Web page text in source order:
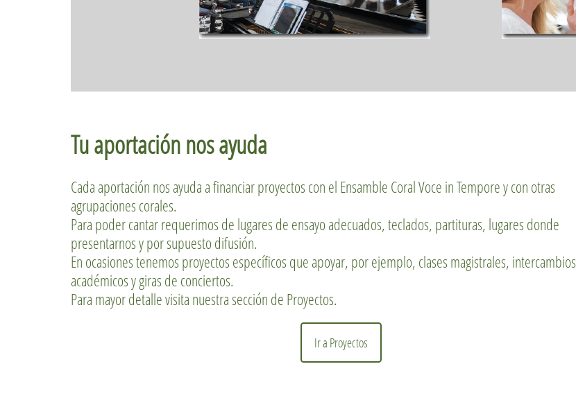
Tu aportación nos ayuda
Cada aportación nos ayuda a financiar proyectos con el Ensamble Coral Voce in Tempore y con otras
agrupaciones corales.
Para poder cantar requerimos de lugares de ensayo adecuados, teclados, partituras, lugares donde
presentarnos y por supuesto difusión.
En ocasiones tenemos proyectos específicos que apoyar, por ejemplo, clases magistrales, intercambios
académicos y giras de conciertos.
Para mayor detalle visita nuestra sección de Proyectos.
Ir a Proyectos